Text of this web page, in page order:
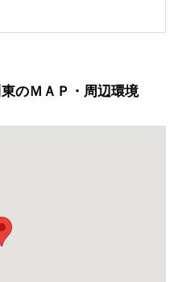
のＭＡＰ・周辺環境